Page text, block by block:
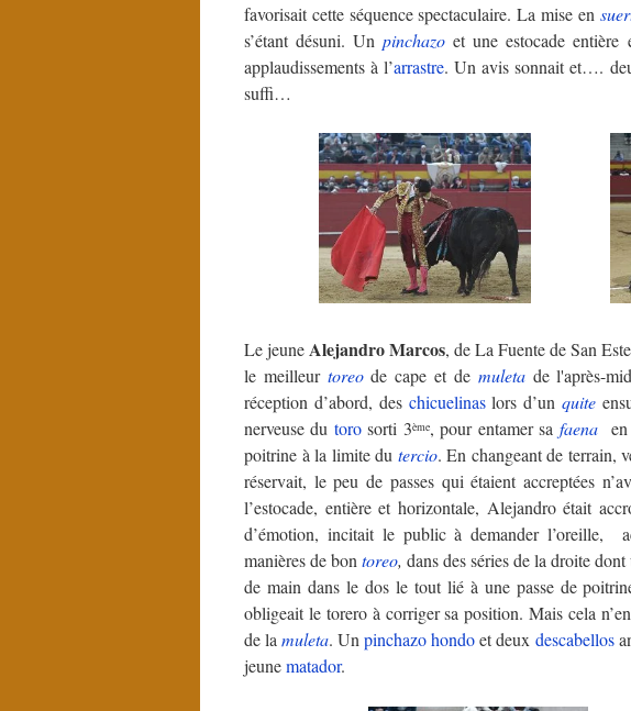
favorisait cette séquence spectaculaire. La mise en
s’étant désuni. Unpinchazo et une estocade entière
applaudissements à l’arrastre. Un avis sonnait et….
suffi…
Le jeuneAlejandro Marcos, de La Fuente de San
le meilleur toreode cape et de muletade l'après-
réception d’abord, des chicuelinaslors d’un quite
nerveuse du torosorti 3ème, pour entamer sa faenaen
poitrine à la limite du tercio. En changeant de terrain,
réservait, le peu de passes qui étaient accreptées
l’estocade, entière et horizontale, Alejandro était
d’émotion, incitait le public à demander l’oreille,
manières de bon toreo, dans des séries de la droite
de main dans le dos le tout lié à une passe de
obligeait le torero à corriger sa position. Mais cela
de lamuleta. Unpinchazo hondoet deux descabellos
jeunematador.